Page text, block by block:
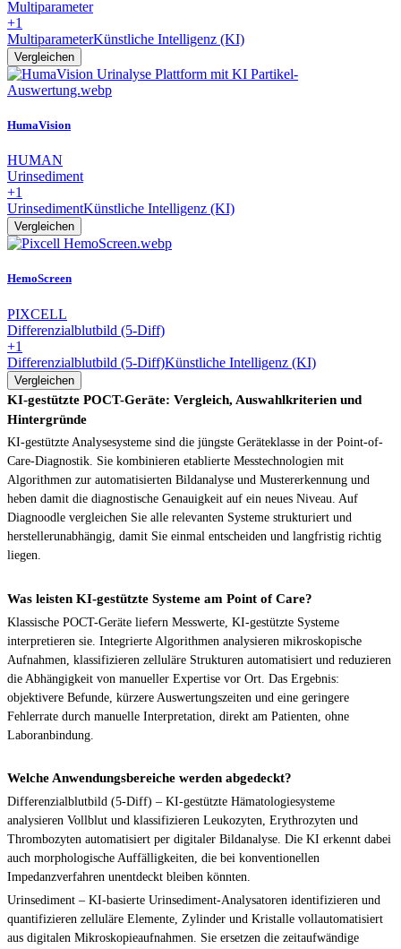
Multiparameter
+1
MultiparameterKünstliche Intelligenz (KI)
Vergleichen
HumaVision
HUMAN
Urinsediment
+1
UrinsedimentKünstliche Intelligenz (KI)
Vergleichen
HemoScreen
PIXCELL
Differenzialblutbild (5-Diff)
+1
Differenzialblutbild (5-Diff)Künstliche Intelligenz (KI)
Vergleichen
KI-gestützte POCT-Geräte: Vergleich, Auswahlkriterien und
Hintergründe
KI-gestützte Analysesysteme sind die jüngste Geräteklasse in der Point-of-
Care-Diagnostik. Sie kombinieren etablierte Messtechnologien mit
Algorithmen zur automatisierten Bildanalyse und Mustererkennung und
heben damit die diagnostische Genauigkeit auf ein neues Niveau. Auf
Diagnoodle vergleichen Sie alle relevanten Systeme strukturiert und
herstellerunabhängig, damit Sie einmal entscheiden und langfristig richtig
liegen.
Was leisten KI-gestützte Systeme am Point of Care?
Klassische POCT-Geräte liefern Messwerte, KI-gestützte Systeme
interpretieren sie. Integrierte Algorithmen analysieren mikroskopische
Aufnahmen, klassifizieren zelluläre Strukturen automatisiert und reduzieren
die Abhängigkeit von manueller Expertise vor Ort. Das Ergebnis:
objektivere Befunde, kürzere Auswertungszeiten und eine geringere
Fehlerrate durch manuelle Interpretation, direkt am Patienten, ohne
Laboranbindung.
Welche Anwendungsbereiche werden abgedeckt?
Differenzialblutbild (5-Diff) – KI-gestützte Hämatologiesysteme
analysieren Vollblut und klassifizieren Leukozyten, Erythrozyten und
Thrombozyten automatisiert per digitaler Bildanalyse. Die KI erkennt dabei
auch morphologische Auffälligkeiten, die bei konventionellen
Impedanzverfahren unentdeckt bleiben könnten.
Urinsediment – KI-basierte Urinsediment-Analysatoren identifizieren und
quantifizieren zelluläre Elemente, Zylinder und Kristalle vollautomatisiert
aus digitalen Mikroskopieaufnahmen. Sie ersetzen die zeitaufwändige